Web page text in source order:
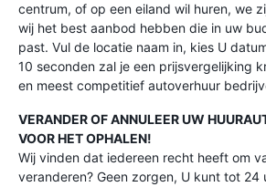
centrum, of op een eiland wil huren, we
wij het best aanbod hebben die in uw
past. Vul de locatie naam in, kies U
10 seconden zal je een prijsvergelijking
en meest competitief autoverhuur
VERANDER OF ANNULEER UW
VOOR HET OPHALEN!
Wij vinden dat iedereen recht heeft om
veranderen? Geen zorgen, U kunt tot 24